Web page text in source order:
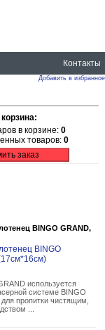
Контакты
Добавить в избранное
в корзине: 0
товаров: 0
BINGO GRAND,
используется
системе BINGO
пропитки чистящим,
...